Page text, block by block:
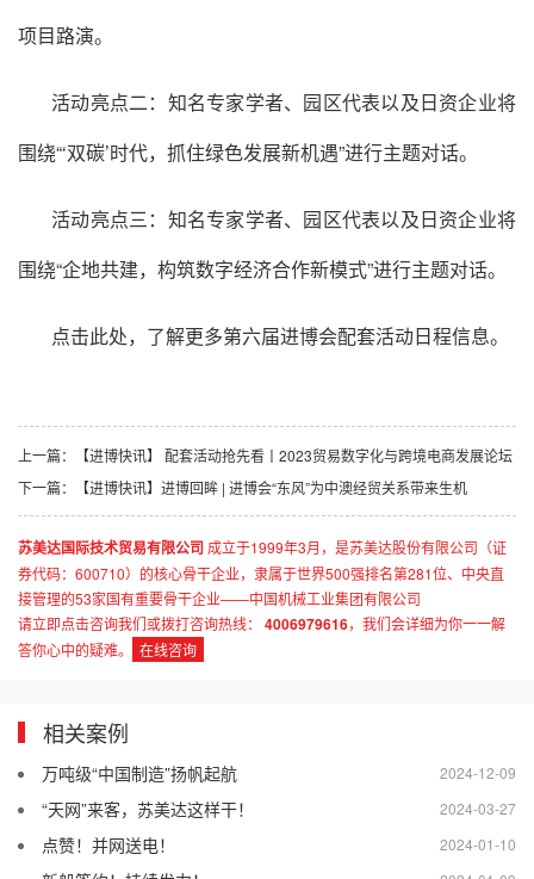
项目路演。
活动亮点二：知名专家学者、园区代表以及日资企业将
围绕“‘双碳’时代，抓住绿色发展新机遇”进行主题对话。
活动亮点三：知名专家学者、园区代表以及日资企业将
围绕“企地共建，构筑数字经济合作新模式”进行主题对话。
点击此处，了解更多第六届进博会配套活动日程信息。
上一篇：
【进博快讯】 配套活动抢先看丨2023贸易数字化与跨境电商发展论坛
下一篇：
【进博快讯】进博回眸 | 进博会“东风”为中澳经贸关系带来生机
苏美达国际技术贸易有限公司 成立于1999年3月，是苏美达股份有限公司（证
券代码：600710）的核心骨干企业，隶属于世界500强排名第281位、中央直
接管理的53家国有重要骨干企业——中国机械工业集团有限公司
请立即点击咨询我们或拨打咨询热线：
4006979616，我们会详细为你一一解
答你心中的疑难。
在线咨询
相关案例
2024-12-09
万吨级“中国制造”扬帆起航
2024-03-27
“天网”来客，苏美达这样干！
2024-01-10
点赞！并网送电！